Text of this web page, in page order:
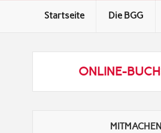
Startseite Die BGG
ONLINE-
MITMACHEN